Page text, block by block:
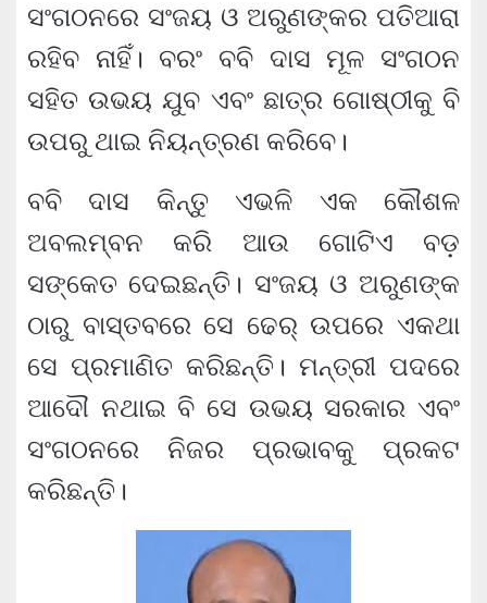
ସଂଗଠନରେ ସଂଜୟ ଓ ଅରୁଣଙ୍କର ପତିଆରା
ରହିବ ନାହିଁ। ବରଂ ବବି ଦାସ ମୂଳ ସଂଗଠନ
ସହିତ ଉଭୟ ଯୁବ ଏବଂ ଛାତ୍ର ଗୋଷ୍ଠୀକୁ ବି
ଉପରୁ ଥାଇ ନିୟନ୍ତ୍ରଣ କରିବେ।
ବବି ଦାସ କିନ୍ତୁ ଏଭଳି ଏକ କୌଶଳ
ଅବଲମ୍ବନ କରି ଆଉ ଗୋଟିଏ ବଡ଼
ସଙ୍କେତ ଦେଇଛନ୍ତି। ସଂଜୟ ଓ ଅରୁଣଙ୍କ
ଠାରୁ ବାସ୍ତବରେ ସେ ଢେର୍ ଉପରେ ଏକଥା
ସେ ପ୍ରମାଣିତ କରିଛନ୍ତି। ମନ୍ତ୍ରୀ ପଦରେ
ଆଦୌ ନଥାଇ ବି ସେ ଉଭୟ ସରକାର ଏବଂ
ସଂଗଠନରେ ନିଜର ପ୍ରଭାବକୁ ପ୍ରକଟ
କରିଛନ୍ତି।